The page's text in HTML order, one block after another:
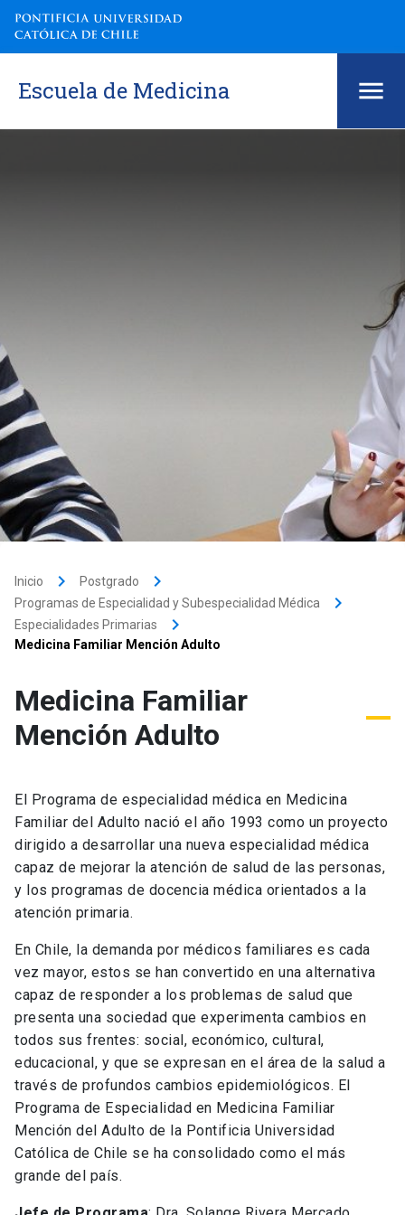
Escuela de Medicina
Inicio keyboard_arrow_right Postgrado keyboard_arrow_right
Programas de Especialidad y Subespecialidad Médica keyboard_arrow_right
Especialidades Primarias keyboard_arrow_right
Medicina Familiar Mención Adulto
Medicina Familiar
Mención Adulto
El Programa de especialidad médica en Medicina
Familiar del Adulto nació el año 1993 como un proyecto
dirigido a desarrollar una nueva especialidad médica
capaz de mejorar la atención de salud de las personas,
y los programas de docencia médica orientados a la
atención primaria.
En Chile, la demanda por médicos familiares es cada
vez mayor, estos se han convertido en una alternativa
capaz de responder a los problemas de salud que
presenta una sociedad que experimenta cambios en
todos sus frentes: social, económico, cultural,
educacional, y que se expresan en el área de la salud a
través de profundos cambios epidemiológicos. El
Programa de Especialidad en Medicina Familiar
Mención del Adulto de la Pontificia Universidad
Católica de Chile se ha consolidado como el más
grande del país.